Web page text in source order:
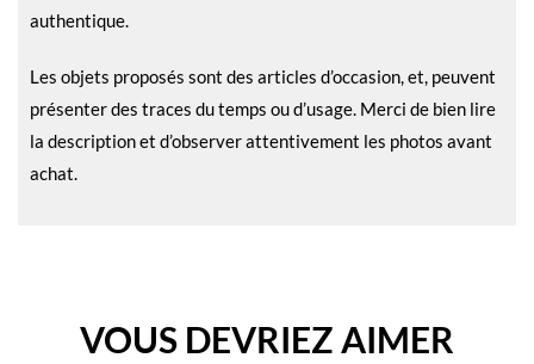
authentique.
Les objets proposés sont des articles d’occasion, et, peuvent
présenter des traces du temps ou d’usage. Merci de bien lire
la description et d’observer attentivement les photos avant
achat.
VOUS DEVRIEZ AIMER